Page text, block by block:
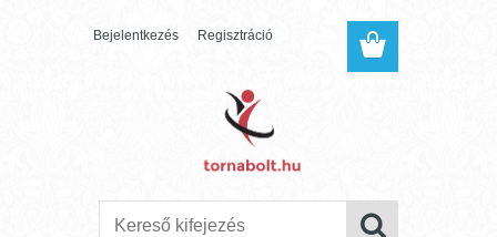
Bejelentkezés Regisztráció